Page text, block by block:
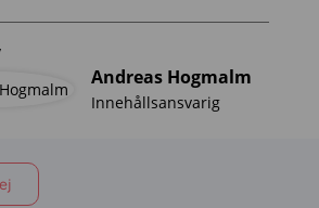
Andreas Hogmalm
Innehållsansvarig